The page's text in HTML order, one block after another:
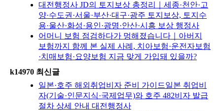
대전행정사 JD의 토지보상 총정리｜세종·천안·고
양·수도권·서울·부산·대구·광주 토지보상, 토지수
용·울산·화성·용인·광명·안산·시흥 보상 행정사
어머니 보험 점검하다가 멍해졌습니다｜아버지
보험까지 함께 본 실제 사례, 치아보험·운전자보험
·치매보험·요양보험 지금 맞게 가입돼 있을까?
k14970 최신글
일본·호주 해외취업비자 준비 가이드일본 취업비
자(기술·인문지식·국제업무)와 호주 482비자 발급
절차 상세 안내 대전행정사